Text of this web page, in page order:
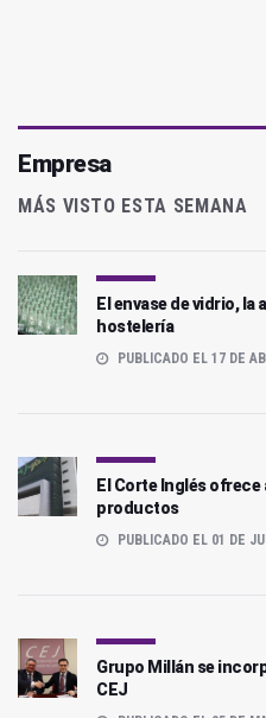
Empresa
MÁS VISTO ESTA SEMANA
El envase de vidrio, la
hostelería
PUBLICADO EL 17 DE
El Corte Inglés ofrece
productos
PUBLICADO EL 01 DE
Grupo Millán se
CEJ